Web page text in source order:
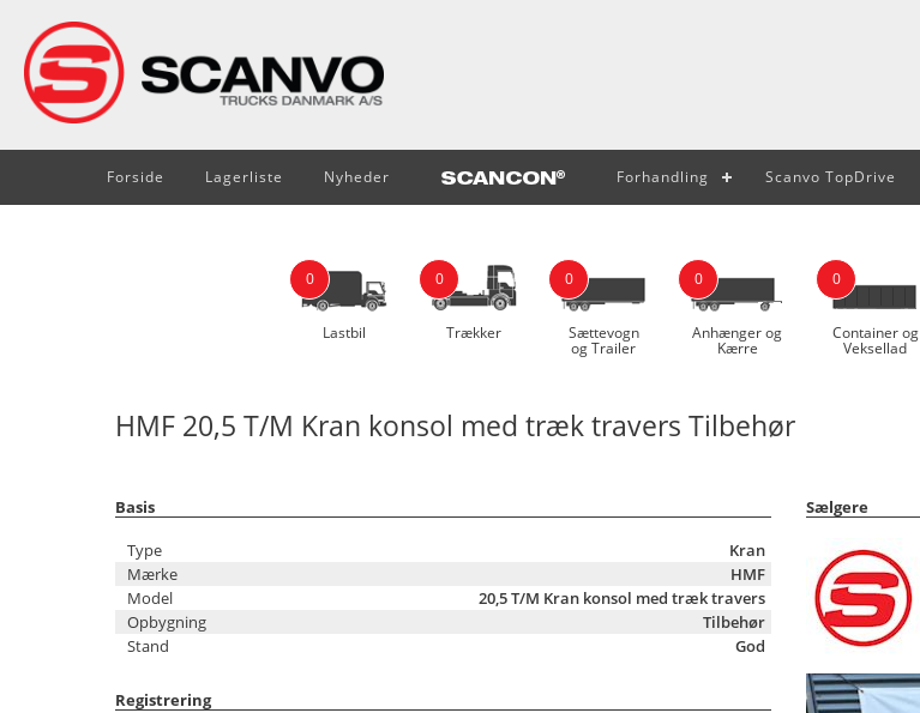
Forside Lagerliste Nyheder Forhandling Scanvo TopDrive
0
Lastbil
0
Trækker
0
Sættevogn
og Trailer
0
Anhænger og
Kærre
0
Container og
Veksellad
HMF 20,5 T/M Kran konsol med træk travers Tilbehør
Basis
Type
Kran
Mærke
HMF
Model
20,5 T/M Kran konsol med træk travers
Opbygning
Tilbehør
Stand
God
Registrering
Sælgere